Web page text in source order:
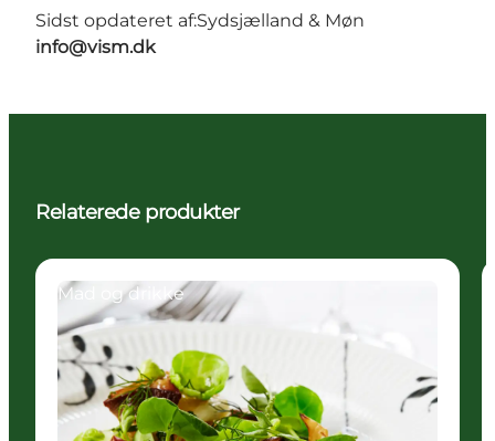
Sidst opdateret af:Sydsjælland & Møn
info@vism.dk
Relaterede produkter
Mad og drikke